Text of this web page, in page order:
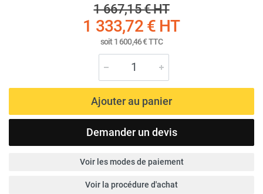
1 667,15 €HT
1 333,72 € HT
soit1 600,46 €TTC
Ajouter au panier
Demander un devis
Voir les modes de paiement
Voir la procédure d'achat